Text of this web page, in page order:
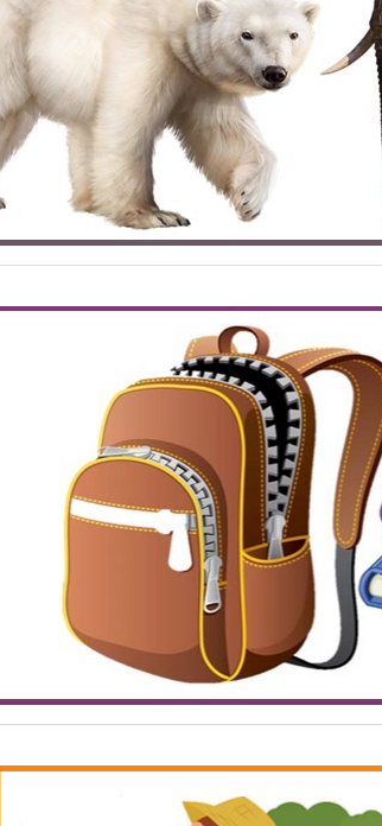
astfel încât, din cauza greutății lor mari,
pământul.
suprafața de contact între
are anvelope late, astfel încât să se